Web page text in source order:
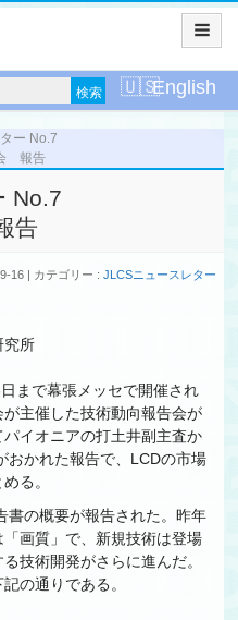
English
ー No.7
報告
No.7
告
16 カテゴリー :JLCSニュースレター
究所
まで幕張メッセで開催され
主催した技術動向報告会が
イオニアの打土井副主査か
おかれた報告で、LCDの市場
る。
書の概要が報告された。昨年
画質」で、新規技術は登場
技術開発がさらに進んだ。
の通りである。